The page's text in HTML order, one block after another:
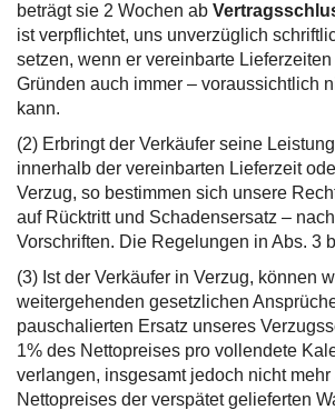
beträgt sie 2 Wochen ab
ist verpflichtet, uns unverzüglich
setzen, wenn er vereinbarte
Gründen auch immer – voraussichtlich
kann.
(2) Erbringt der Verkäufer seine
innerhalb der vereinbarten Lieferzeit
Verzug, so bestimmen sich unsere
auf Rücktritt und Schadensersatz –
Vorschriften. Die Regelungen in Abs. 3
(3) Ist der Verkäufer in Verzug, können
weitergehenden gesetzlichen
pauschalierten Ersatz unseres
1% des Nettopreises pro vollendete
verlangen, insgesamt jedoch nicht
Nettopreises der verspätet gelieferten